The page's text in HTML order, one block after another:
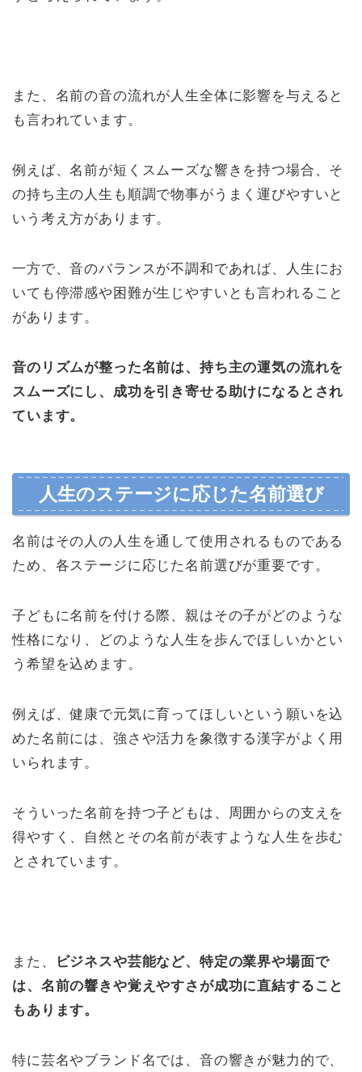
また、名前の音の流れが人生全体に影響を与えると
も言われています。
例えば、名前が短くスムーズな響きを持つ場合、そ
の持ち主の人生も順調で物事がうまく運びやすいと
いう考え方があります。
一方で、音のバランスが不調和であれば、人生にお
いても停滞感や困難が生じやすいとも言われること
があります。
音のリズムが整った名前は、持ち主の運気の流れを
スムーズにし、成功を引き寄せる助けになるとされ
ています。
人生のステージに応じた名前選び
名前はその人の人生を通して使用されるものである
ため、各ステージに応じた名前選びが重要です。
子どもに名前を付ける際、親はその子がどのような
性格になり、どのような人生を歩んでほしいかとい
う希望を込めます。
例えば、健康で元気に育ってほしいという願いを込
めた名前には、強さや活力を象徴する漢字がよく用
いられます。
そういった名前を持つ子どもは、周囲からの支えを
得やすく、自然とその名前が表すような人生を歩む
とされています。
また、
ビジネスや芸能など、特定の業界や場面で
は、名前の響きや覚えやすさが成功に直結すること
もあります。
特に芸名やブランド名では、音の響きが魅力的で、